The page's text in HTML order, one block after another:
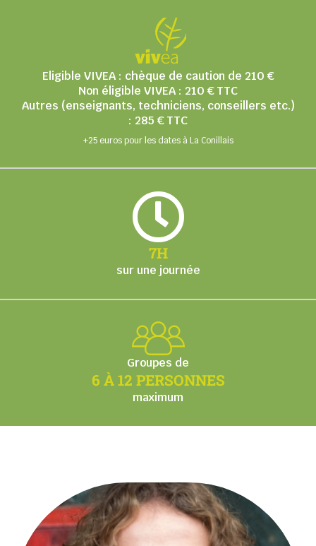
Eligible VIVEA : chèque de caution de 210 €
Non éligible VIVEA : 210 € TTC
Autres (enseignants, techniciens, conseillers etc.)
: 285 € TTC
+25 euros pour les dates à La Conillais
7H
sur une journée
Groupes de
6 À 12 PERSONNES
maximum